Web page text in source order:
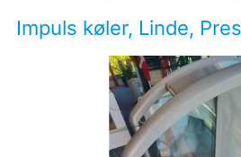
Impuls køler, Linde,